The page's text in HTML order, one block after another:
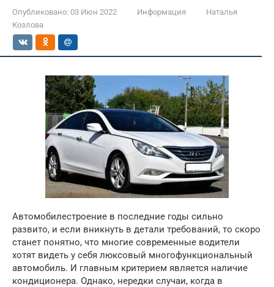
Опубликовано: 03 Июн 2022 Информация
Наталья
Козлова
Автомобилестроение в последние годы сильно
развито, и если вникнуть в детали требований, то скоро
станет понятно, что многие современные водители
хотят видеть у себя люксовый многофункциональный
автомобиль. И главным критерием является наличие
кондиционера. Однако, нередки случаи, когда в